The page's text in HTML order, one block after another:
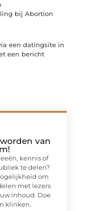
bij Abortion
een datingsite in
een bericht
van
kennis of
te delen?
om
met lezers
inhoud. Doe
klinken.